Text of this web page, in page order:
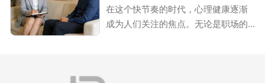
再是选择题，而是关乎教育质量与学
生成长的必答题。这份证书背后
“能量吸血鬼”。这些人会在不知不觉中
消耗我们的精力和情绪，让我们在关
在这个快节奏的时代，心理健康逐渐
成为人们关注的焦点。无论是职场的